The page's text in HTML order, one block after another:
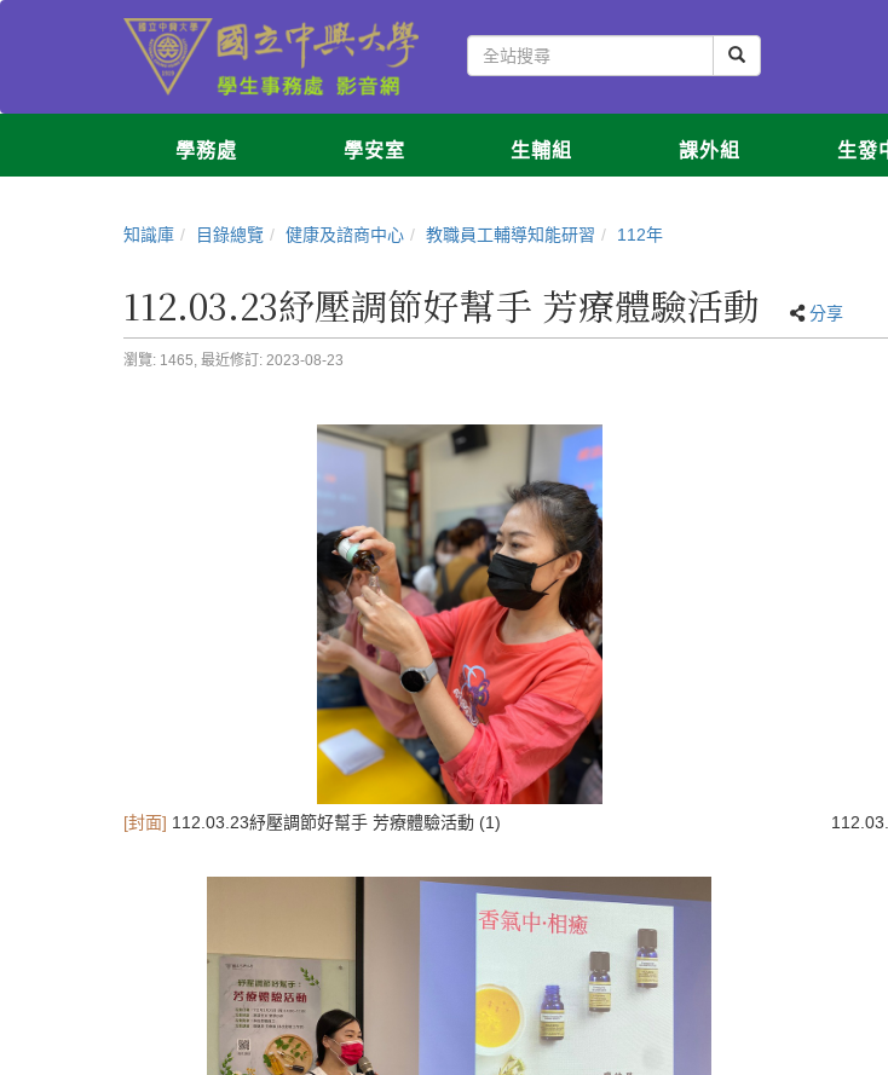
學務處 學安室 生輔組 課外組 生發
知識庫 目錄總覽 健康及諮商中心 教職員工輔導知能研習 112年
112.03.23紓壓調節好幫手 芳療體驗活動 分享
瀏覽: 1465, 最近修訂: 2023-08-23
[封面] 112.03.23紓壓調節好幫手 芳療體驗活動 (1)